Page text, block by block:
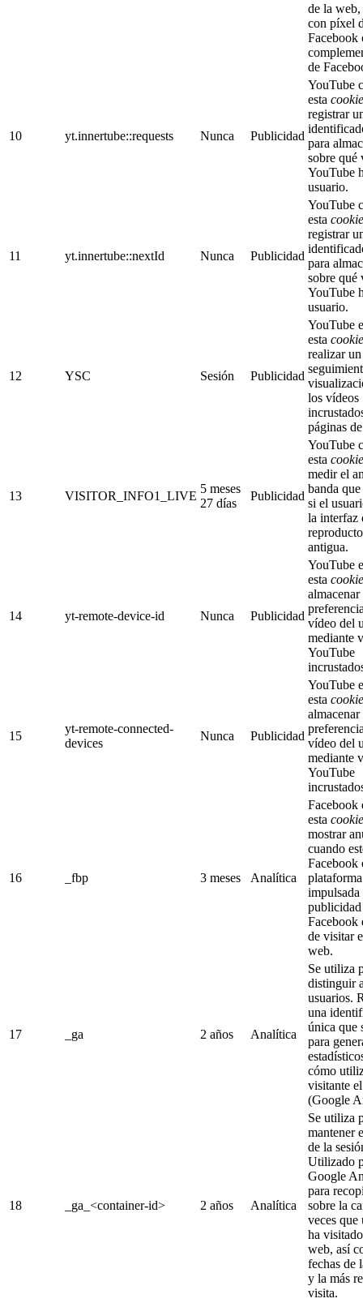
de la
con píxel
Facebook
de
10 yt.innertube::requests Nunca Publicidad
YouTube
esta cookie
registrar
para
sobre qué
YouTube
usuario.
11 yt.innertube::nextId Nunca Publicidad
YouTube
esta cookie
registrar
para
sobre qué
YouTube
usuario.
12 YSC Sesión Publicidad
YouTube
esta cookie
realizar un
los vídeos
páginas
13 VISITOR_INFO1_LIVE
5 meses
27 días
Publicidad
YouTube
esta cookie
medir el
banda
si el
la interfaz
antigua.
14 yt-remote-device-id Nunca Publicidad
YouTube
esta cookie
almacenar
vídeo del
mediante
YouTube
15
yt-remote-connected-
devices
Nunca Publicidad
YouTube
esta cookie
almacenar
vídeo del
mediante
YouTube
16 _fbp 3 meses Analítica
Facebook
esta cookie
mostrar
cuando
Facebook
impulsada
publicidad
Facebook
de visitar
web.
17 _ga 2 años Analítica
Se utiliza
distinguir
usuarios.
una
única que
para
cómo
visitante
(Google
18 _ga_<container-id> 2 años Analítica
Se utiliza
mantener
de la
Utilizado
Google
para
sobre la
veces que
ha
web, así
fechas de
y la más
visita.